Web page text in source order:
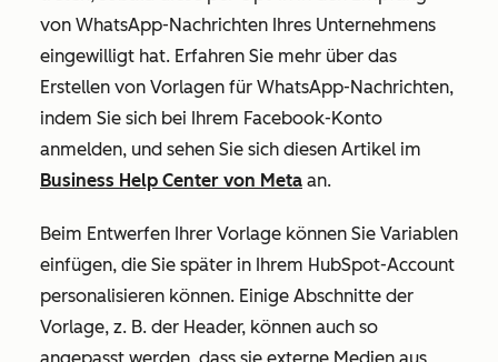
von WhatsApp-Nachrichten Ihres Unternehmens
eingewilligt hat. Erfahren Sie mehr über das
Erstellen von Vorlagen für WhatsApp-Nachrichten,
indem Sie sich bei Ihrem Facebook-Konto
anmelden, und sehen Sie sich diesen Artikel im
Business Help Center von Meta an.
Beim Entwerfen Ihrer Vorlage können Sie Variablen
einfügen, die Sie später in Ihrem HubSpot-Account
personalisieren können. Einige Abschnitte der
Vorlage, z. B. der Header, können auch so